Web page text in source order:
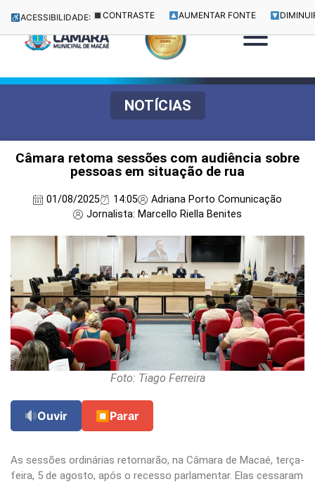
ACESSIBILIDADE: CONTRASTE AUMENTAR FONTE
NOTÍCIAS
Câmara retoma sessões com audiência sobre
pessoas em situação de rua
01/08/2025 14:05
Adriana Porto Comunicação
Jornalista: Marcello Riella Benites
Foto: Tiago Ferreira
Ouvir ⏹ Parar
As sessões ordinárias retornarão, na Câmara de Macaé, terça-
feira, 5 de agosto, após o recesso parlamentar. Elas cessaram